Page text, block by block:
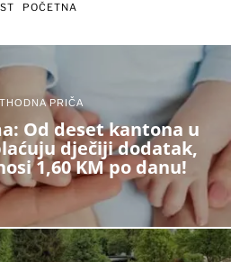
POČETNA
PRIČA
Od deset kantona u
dječiji dodatak,
1,60 KM po danu!